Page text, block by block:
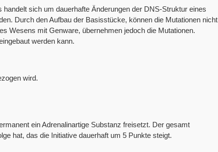
sich um dauerhafte Änderungen der DNS-Struktur eines
Durch den Aufbau der Basisstücke, können die Mutationen nicht
Wesens mit Genware, übernehmen jedoch die Mutationen.
werden kann.
wird.
ein Adrenalinartige Substanz freisetzt. Der gesamt
hat, das die Initiative dauerhaft um 5 Punkte steigt.